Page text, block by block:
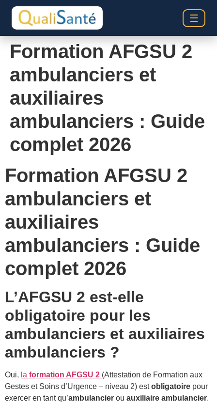
☰
Formation AFGSU 2
ambulanciers et
auxiliaires
ambulanciers : Guide
complet 2026
Formation AFGSU 2
ambulanciers et
auxiliaires
ambulanciers : Guide
complet 2026
L’AFGSU 2 est-elle
obligatoire pour les
ambulanciers et auxiliaires
ambulanciers ?
Oui, la formation AFGSU 2 (Attestation de Formation aux
Gestes et Soins d’Urgence – niveau 2) estobligatoire pour
exercer en tant qu’ambulancier ou auxiliaire ambulancier.